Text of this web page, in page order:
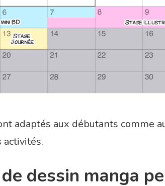
adaptés aux débutants comme
activités.
dessin manga